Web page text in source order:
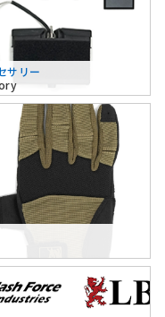
サリー